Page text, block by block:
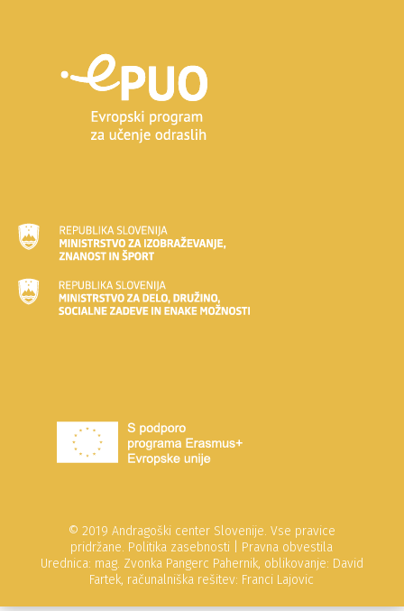
© 2019 Andragoški center Slovenije. Vse pravice
pridržane. Politika zasebnosti
Pravna obvestila
Urednica: mag. Zvonka Pangerc Pahernik, oblikovanje: David
Fartek, računalniška rešitev: Franci Lajovic